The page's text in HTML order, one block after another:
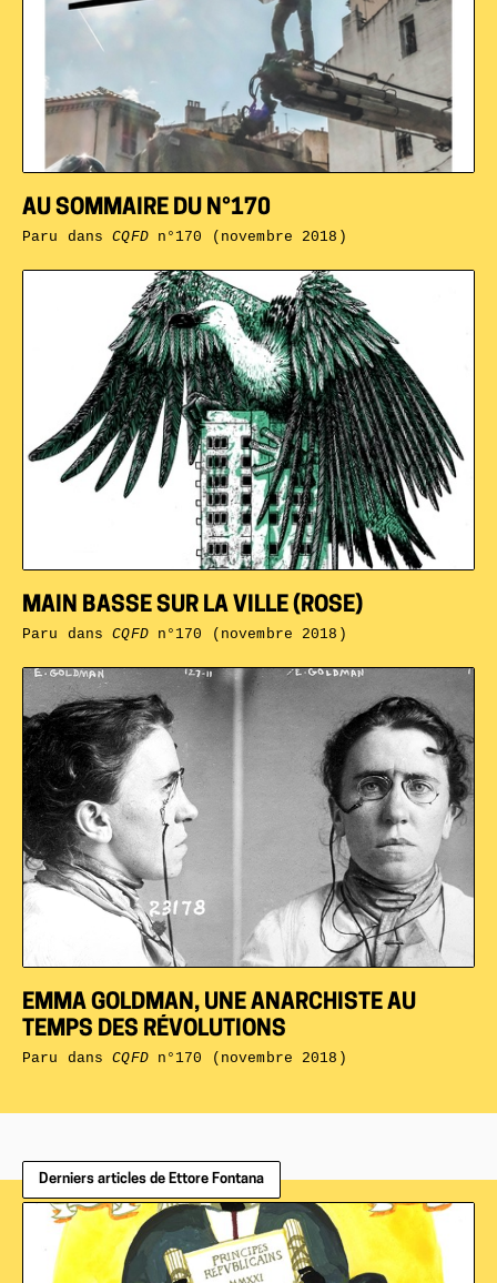
EMMA GOLDMAN, UNE ANARCHISTE AU
TEMPS DES RÉVOLUTIONS
Paru dansCQFDn°170 (novembre 2018)
MAIN BASSE SUR LA VILLE (ROSE)
Paru dansCQFDn°170 (novembre 2018)
AU SOMMAIRE DU N°170
Paru dansCQFDn°170 (novembre 2018)
Derniers articles de Ettore Fontana